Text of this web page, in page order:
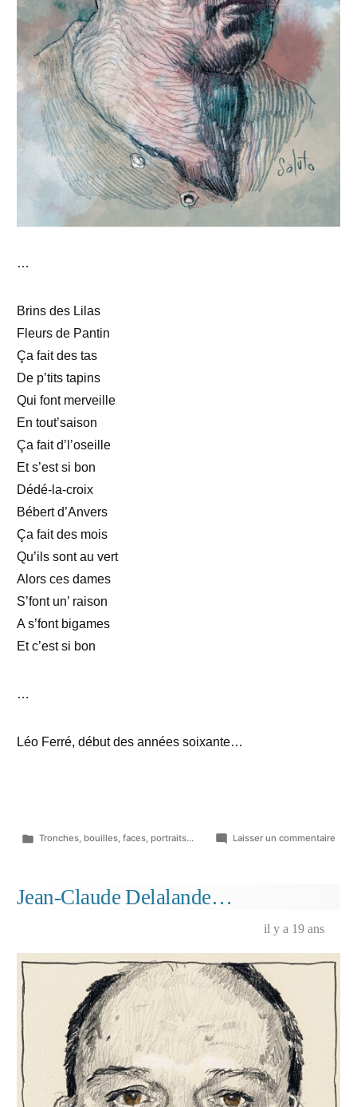
…
Brins des Lilas
Fleurs de Pantin
Ça fait des tas
De p’tits tapins
Qui font merveille
En tout’saison
Ça fait d’l’oseille
Et s’est si bon
Dédé-la-croix
Bébert d’Anvers
Ça fait des mois
Qu’ils sont au vert
Alors ces dames
S’font un’ raison
A s’font bigames
Et c’est si bon
…
Léo Ferré, début des années soixante…
Publié
Tronches, bouilles, faces, portraits... Laisser un commentaire
Jean-Claude Delalande…
il y a 19 ans